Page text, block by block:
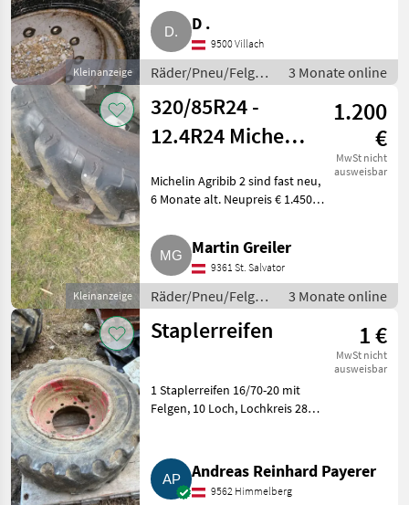
Raeder
Pneu
Felgen
Kommunalreifen
KATEGORIE
WÄHLEN
Kommunalreifen
3
MARKTPLATZ
Marktplatz Händlerangebote
Kleinanzeige
Nabe Dm.: 289 mm. Felgen
passen z.B. auf Fastrac erste
Baureihe. Garantie, Gewährl
D .
9500 Villach
Räder/Pneu/Felgen
/ Kommunalreifen
3 Monate online
Kleinanzeige
320/85R24 -
12.4R24 Michelin
1.200
€
MwSt nicht
ausweisbar
Michelin Agribib 2 sind fast neu,
6 Monate alt. Neupreis € 1.450, -,
100%. Räder/Pneu/Felgen
Kommunalreifen
Martin Greiler
9361 St. Salvator
Räder/Pneu/Felgen
/ Kommunalreifen
3 Monate online
Staplerreifen 1 €
MwSt nicht
ausweisbar
1 Staplerreifen 16/70-20 mit
Felgen, 10 Loch, Lochkreis 280
Andreas Reinhard Payerer
9562 Himmelberg